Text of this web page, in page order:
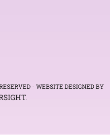
- WEBSITE DESIGNED BY
.